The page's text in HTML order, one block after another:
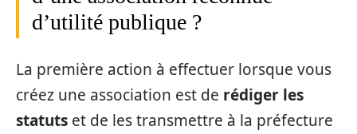
d’utilité publique ?
La première action à effectuer lorsque vous
créez une association est de rédiger les
statuts et de les transmettre à la préfecture